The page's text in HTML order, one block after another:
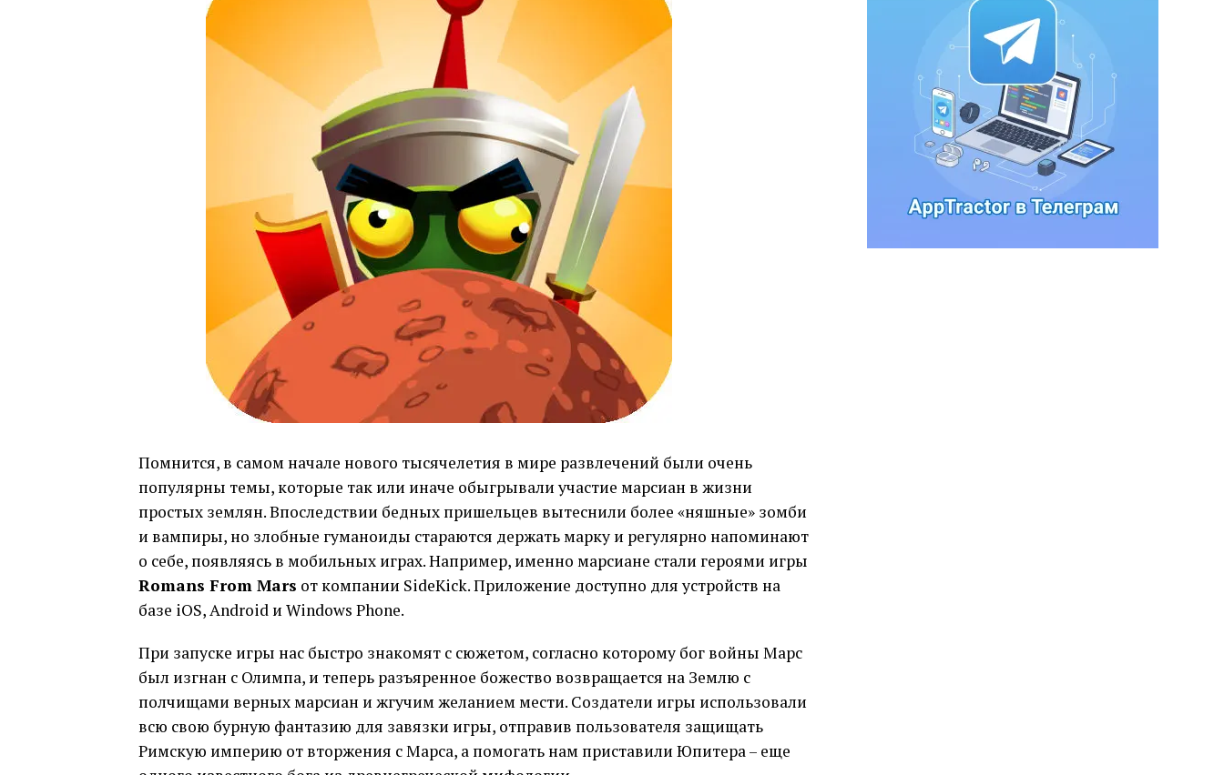
Помнится, в самом начале нового тысячелетия в мире развлечений были очень
популярны темы, которые так или иначе обыгрывали участие марсиан в жизни
простых землян. Впоследствии бедных пришельцев вытеснили более «няшные» зомби
и вампиры, но злобные гуманоиды стараются держать марку и регулярно напоминают
о себе, появляясь в мобильных играх. Например, именно марсиане стали героями игры
Romans From Mars от компании SideKick. Приложение доступно для устройств на
базе iOS, Android и Windows Phone.
При запуске игры нас быстро знакомят с сюжетом, согласно которому бог войны Марс
был изгнан с Олимпа, и теперь разъяренное божество возвращается на Землю с
полчищами верных марсиан и жгучим желанием мести. Создатели игры использовали
всю свою бурную фантазию для завязки игры, отправив пользователя защищать
Римскую империю от вторжения с Марса, а помогать нам приставили Юпитера – еще